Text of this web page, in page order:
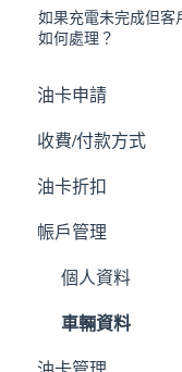
如果充電未完成但
如何處理？
油卡申請
收費/付款方式
使用紀錄
油卡折扣
帪戶管理
個人資料
車輛資料